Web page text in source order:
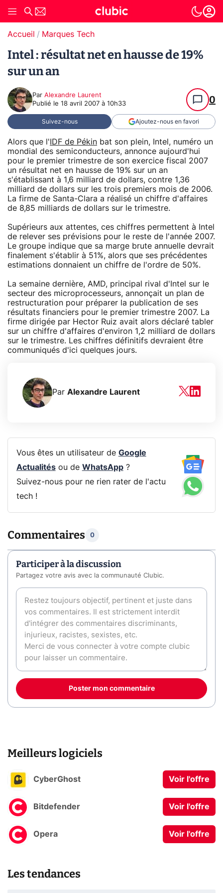
Accueil Marques Tech
Intel : résultat net en hausse de 19%
sur un an
Par Alexandre Laurent
Publié le 18 avril 2007 à 10h33 0
Suivez-nous Ajoutez-nous en favori
Alors que l' IDF de Pékin bat son plein, Intel, numéro un
mondial des semiconducteurs, annonce aujourd'hui
pour le premier trimestre de son exercice fiscal 2007
un résultat net en hausse de 19% sur un an
s'établissant à 1,6 milliard de dollars, contre 1,36
milliard de dollars sur les trois premiers mois de 2006.
La firme de Santa-Clara a réalisé un chiffre d'affaires
de 8,85 milliards de dollars sur le trimestre.
Supérieurs aux attentes, ces chiffres permettent à Intel
de relever ses prévisions pour le reste de l'année 2007.
Le groupe indique que sa marge brute annuelle devrait
finalement s'établir à 51%, alors que ses précédentes
estimations donnaient un chiffre de l'ordre de 50%.
La semaine dernière, AMD, principal rival d'Intel sur le
secteur des microprocesseurs, annonçait un plan de
restructuration pour préparer la publication de ses
résultats financiers pour le premier trimestre 2007. La
firme dirigée par Hector Ruiz avait alors déclaré tabler
sur un chiffre d'affaires d'environ 1,2 milliard de dollars
sur le trimestre. Les chiffres définitifs devraient être
communiqués d'ici quelques jours.
Par Alexandre Laurent
Vous êtes un utilisateur de Google
Actualitésou de WhatsApp?
Suivez-nous pour ne rien rater de l'actu
tech !
Commentaires 0
Participer à la discussion
Partagez votre avis avec la communauté Clubic.
Poster mon commentaire
Meilleurs logiciels
CyberGhost Voir l'offre
Bitdefender Voir l'offre
Opera Voir l'offre
Les tendances